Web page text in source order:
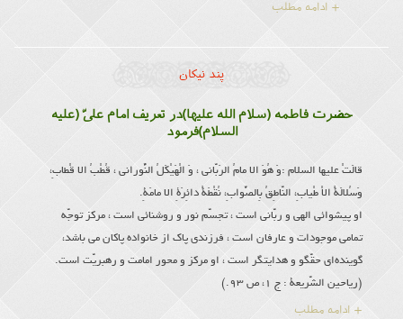
+ ادامه مطلب
پند نیکان
حضرت فاطمه (سلام الله علیها)در تعریف امام علىّ (علیه
السلام)فرمود
قالَتْ علیها السلام :وَ هُوَ الا مامُ الرَبّانى ، وَ الْهَیْكَلُ النُّورانى ، قُطْبُ الا قْطابِ،
وَسُلالَةُ الاْ طْیابِ، النّاطِقُ بِالصَّوابِ، نُقْطَةُ دائِرَةِ الا مامَةِ.
او پیشوائى الهى و ربّانى است ، تجسّم نور و روشنائى است ، مركز توجّه
تمامى موجودات و عارفان است ، فرزندى پاك از خانواده پاكان مى باشد،
گوینده‌اى حقّگو و هدایتگر است ، او مركز و محور امامت و رهبریّت است.
(ریاحین الشّریعة : ج 1، ص 93.)
+ ادامه مطلب